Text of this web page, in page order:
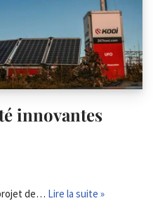
innovantes
de… Lire la suite »